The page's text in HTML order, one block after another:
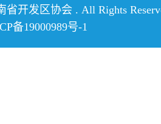
省开发区协会 . All Rights
备19000989号-1